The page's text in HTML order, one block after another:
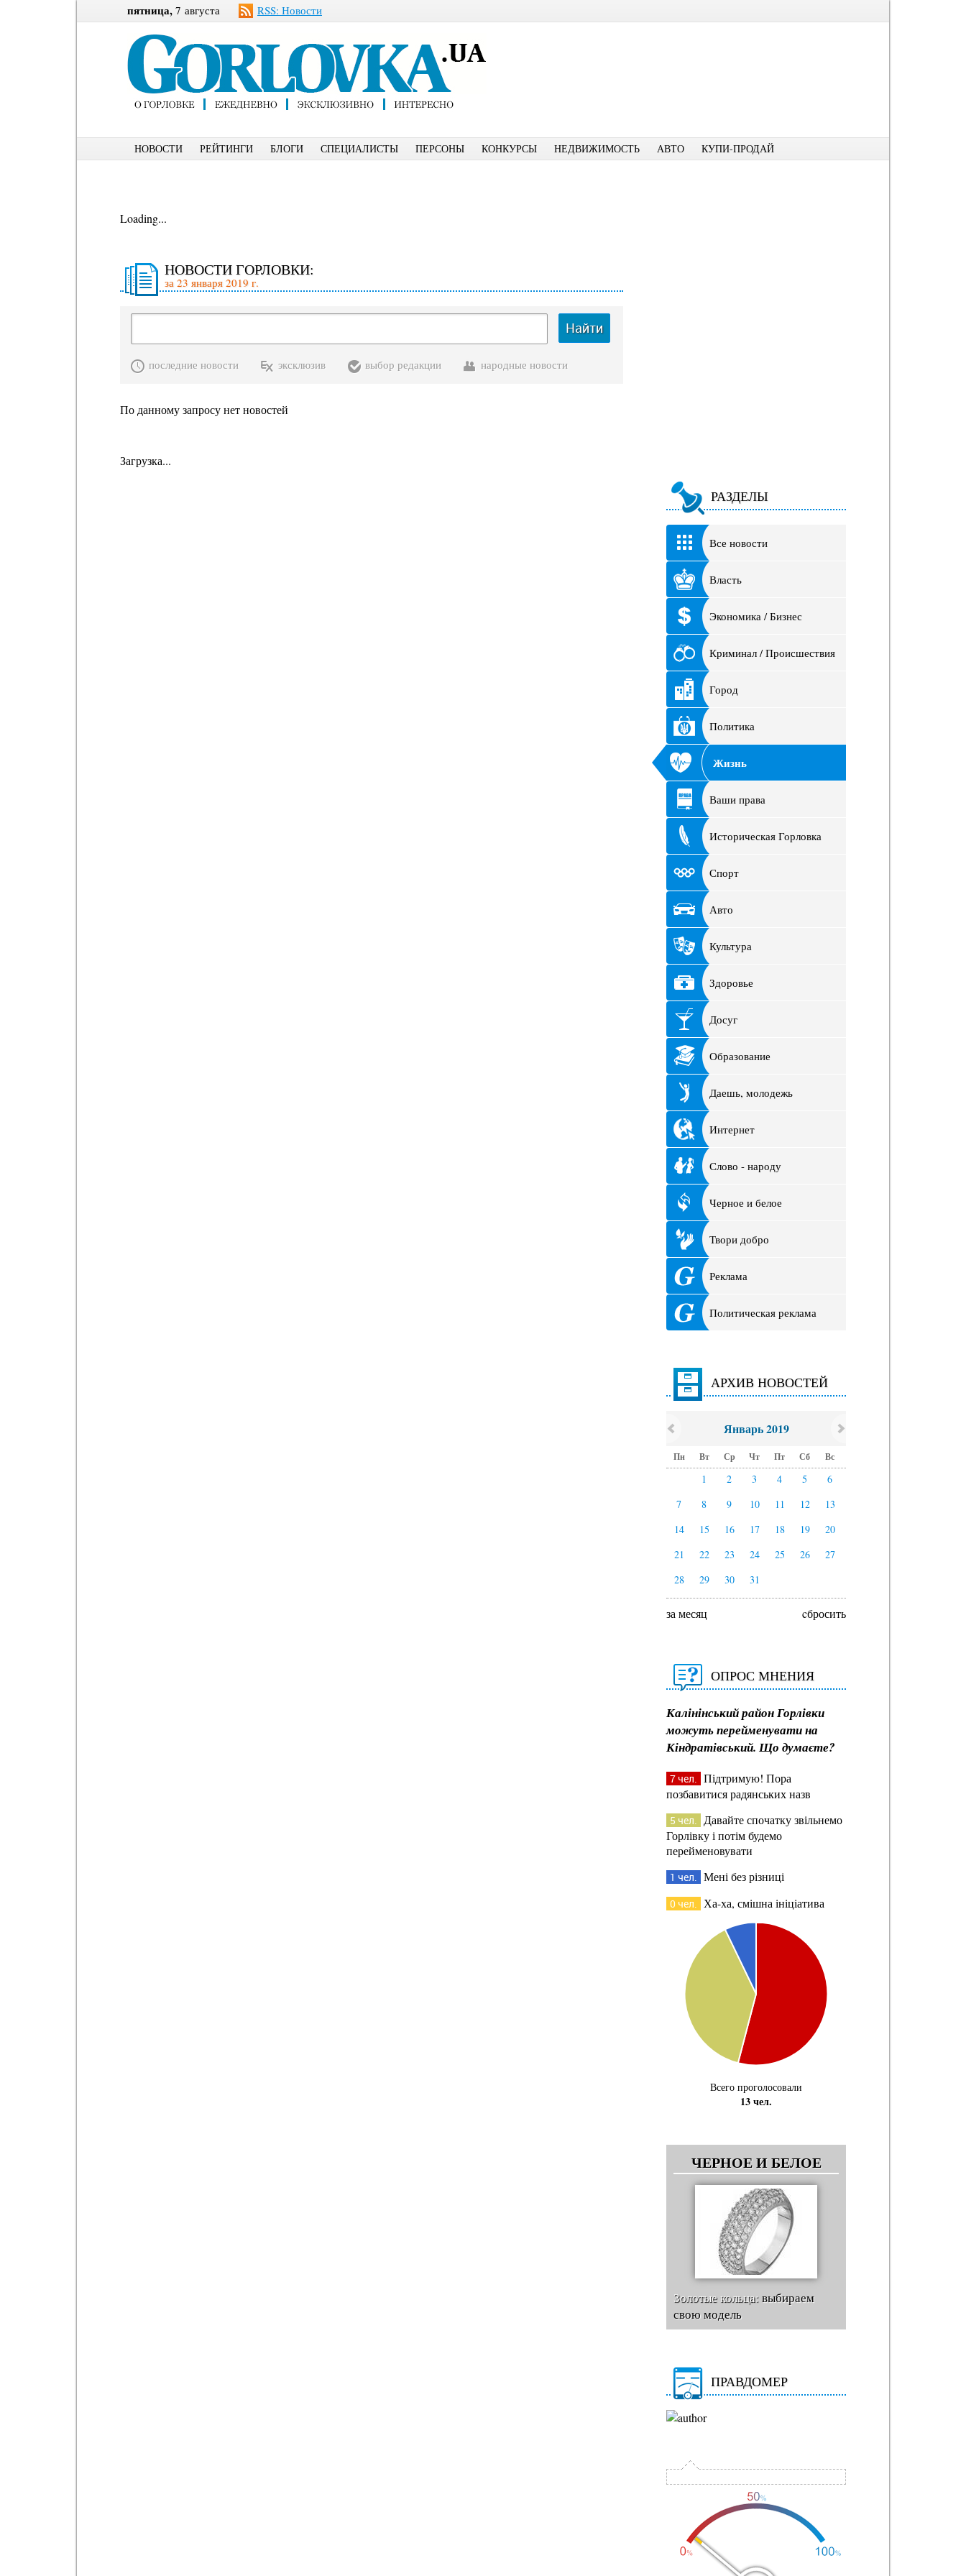
пятница, 7 августа RSS: Новости
НОВОСТИ РЕЙТИНГИ БЛОГИ СПЕЦИАЛИСТЫ ПЕРСОНЫ КОНКУРСЫ НЕДВИЖИМОСТЬ АВТО КУПИ-ПРОДАЙ
Loading...
НОВОСТИ ГОРЛОВКИ:
за 23 января 2019 г.
Найти
последние новости эксклюзив выбор редакции народные новости
По данному запросу нет новостей
Загрузка...
РАЗДЕЛЫ
Все новости
Власть
Экономика / Бизнес
Криминал / Происшествия
Город
Политика
Жизнь
Ваши права
Историческая Горловка
Спорт
Авто
Культура
Здоровье
Досуг
Образование
Даешь, молодежь
Интернет
Слово - народу
Черное и белое
Твори добро
Реклама
Политическая реклама
АРХИВ НОВОСТЕЙ
Январь 2019
Пн Вт Ср Чт Пт Сб Вс
1 2 3 4 5
6
7
8 9 10 11 12
13
14
15 16 17 18 19
20
21
22 23 24 25 26
27
28
29 30 31
за месяц cбросить
ОПРОС МНЕНИЯ
Калінінський район Горлівки
можуть перейменувати на
Кіндратівський. Що думаєте?
7 чел. Підтримую! Пора
позбавитися радянських назв
5 чел. Давайте спочатку звільнемо
Горлівку і потім будемо
перейменовувати
1 чел. Мені без різниці
0 чел. Ха-ха, смішна ініціатива
Всего проголосовали
13 чел.
ЧЕРНОЕ И БЕЛОЕ
Золотые кольца:выбираем
свою модель
ПРАВДОМЕР